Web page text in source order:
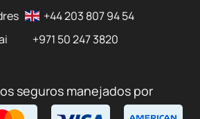
+44 203 807 94 54
+971 50 247 3820
seguros manejados por